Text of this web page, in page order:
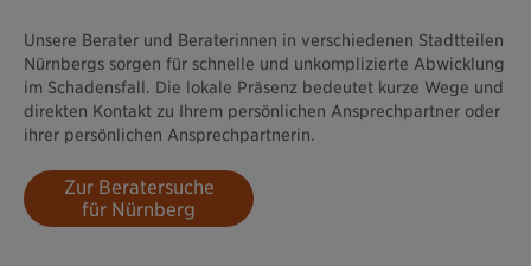
Unsere Berater und Beraterinnen in verschiedenen Stadtteilen
Nürnbergs sorgen für schnelle und unkomplizierte Abwicklung
im Schadensfall. Die lokale Präsenz bedeutet kurze Wege und
direkten Kontakt zu Ihrem persönlichen Ansprechpartner oder
ihrer persönlichen Ansprechpartnerin.
Zur Beratersuche
für Nürnberg